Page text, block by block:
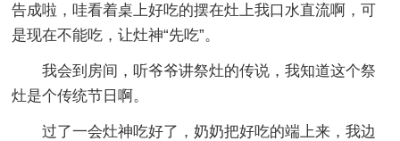
告成啦，哇看着桌上好吃的摆在灶上我口水直流啊，可
是现在不能吃，让灶神“先吃”。
我会到房间，听爷爷讲祭灶的传说，我知道这个祭
灶是个传统节日啊。
过了一会灶神吃好了，奶奶把好吃的端上来，我边